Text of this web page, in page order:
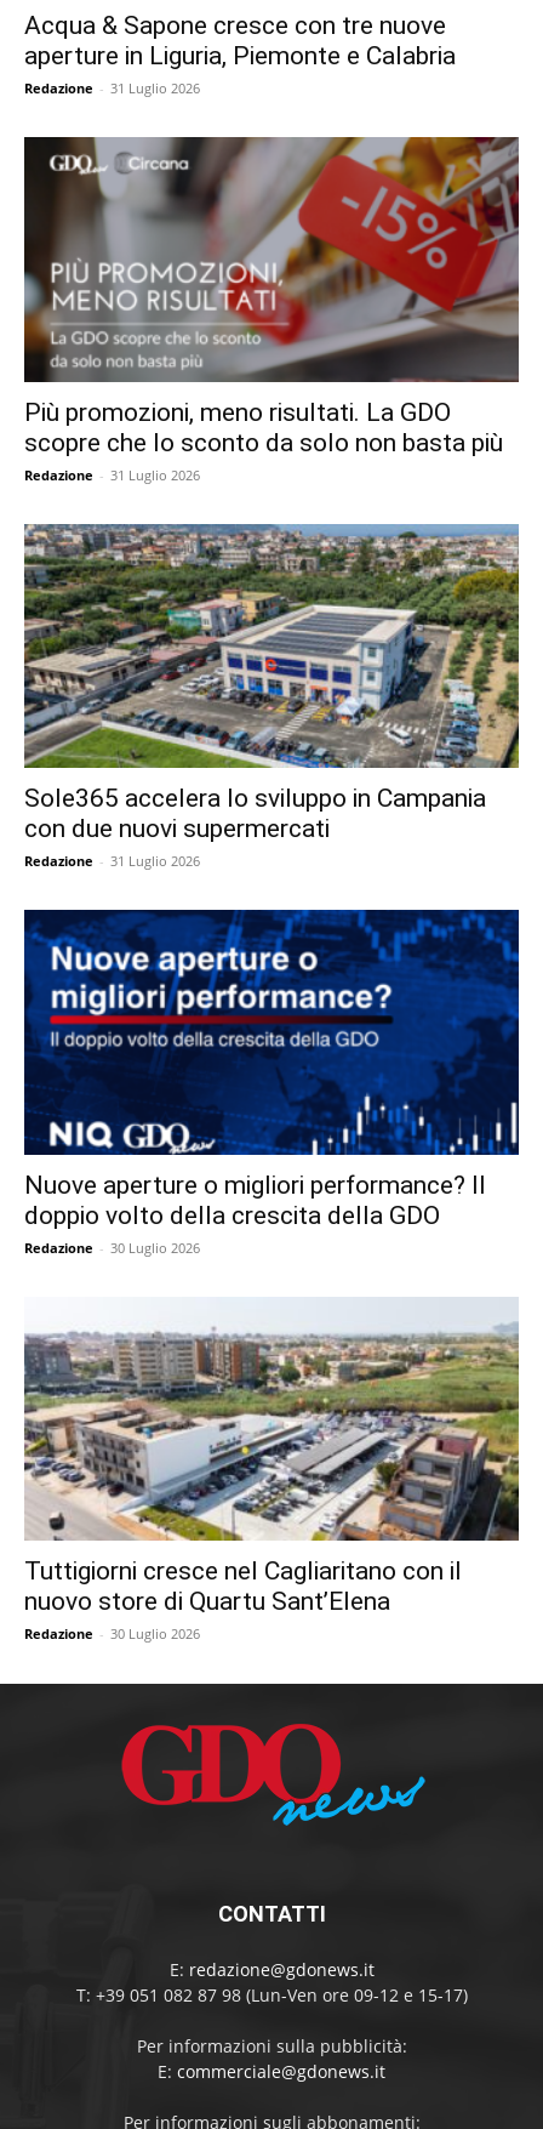
Acqua & Sapone cresce con tre nuove
aperture in Liguria, Piemonte e Calabria
Redazione - 31 Luglio 2026
Più promozioni, meno risultati. La GDO
scopre che lo sconto da solo non basta più
Redazione - 31 Luglio 2026
Sole365 accelera lo sviluppo in Campania
con due nuovi supermercati
Redazione - 31 Luglio 2026
Nuove aperture o migliori performance? Il
doppio volto della crescita della GDO
Redazione - 30 Luglio 2026
Tuttigiorni cresce nel Cagliaritano con il
nuovo store di Quartu Sant’Elena
Redazione - 30 Luglio 2026
CONTATTI
E: redazione@gdonews.it
T: +39 051 082 87 98 (Lun-Ven ore 09-12 e 15-17)
Per informazioni sulla pubblicità:
E: commerciale@gdonews.it
Per informazioni sugli abbonamenti: